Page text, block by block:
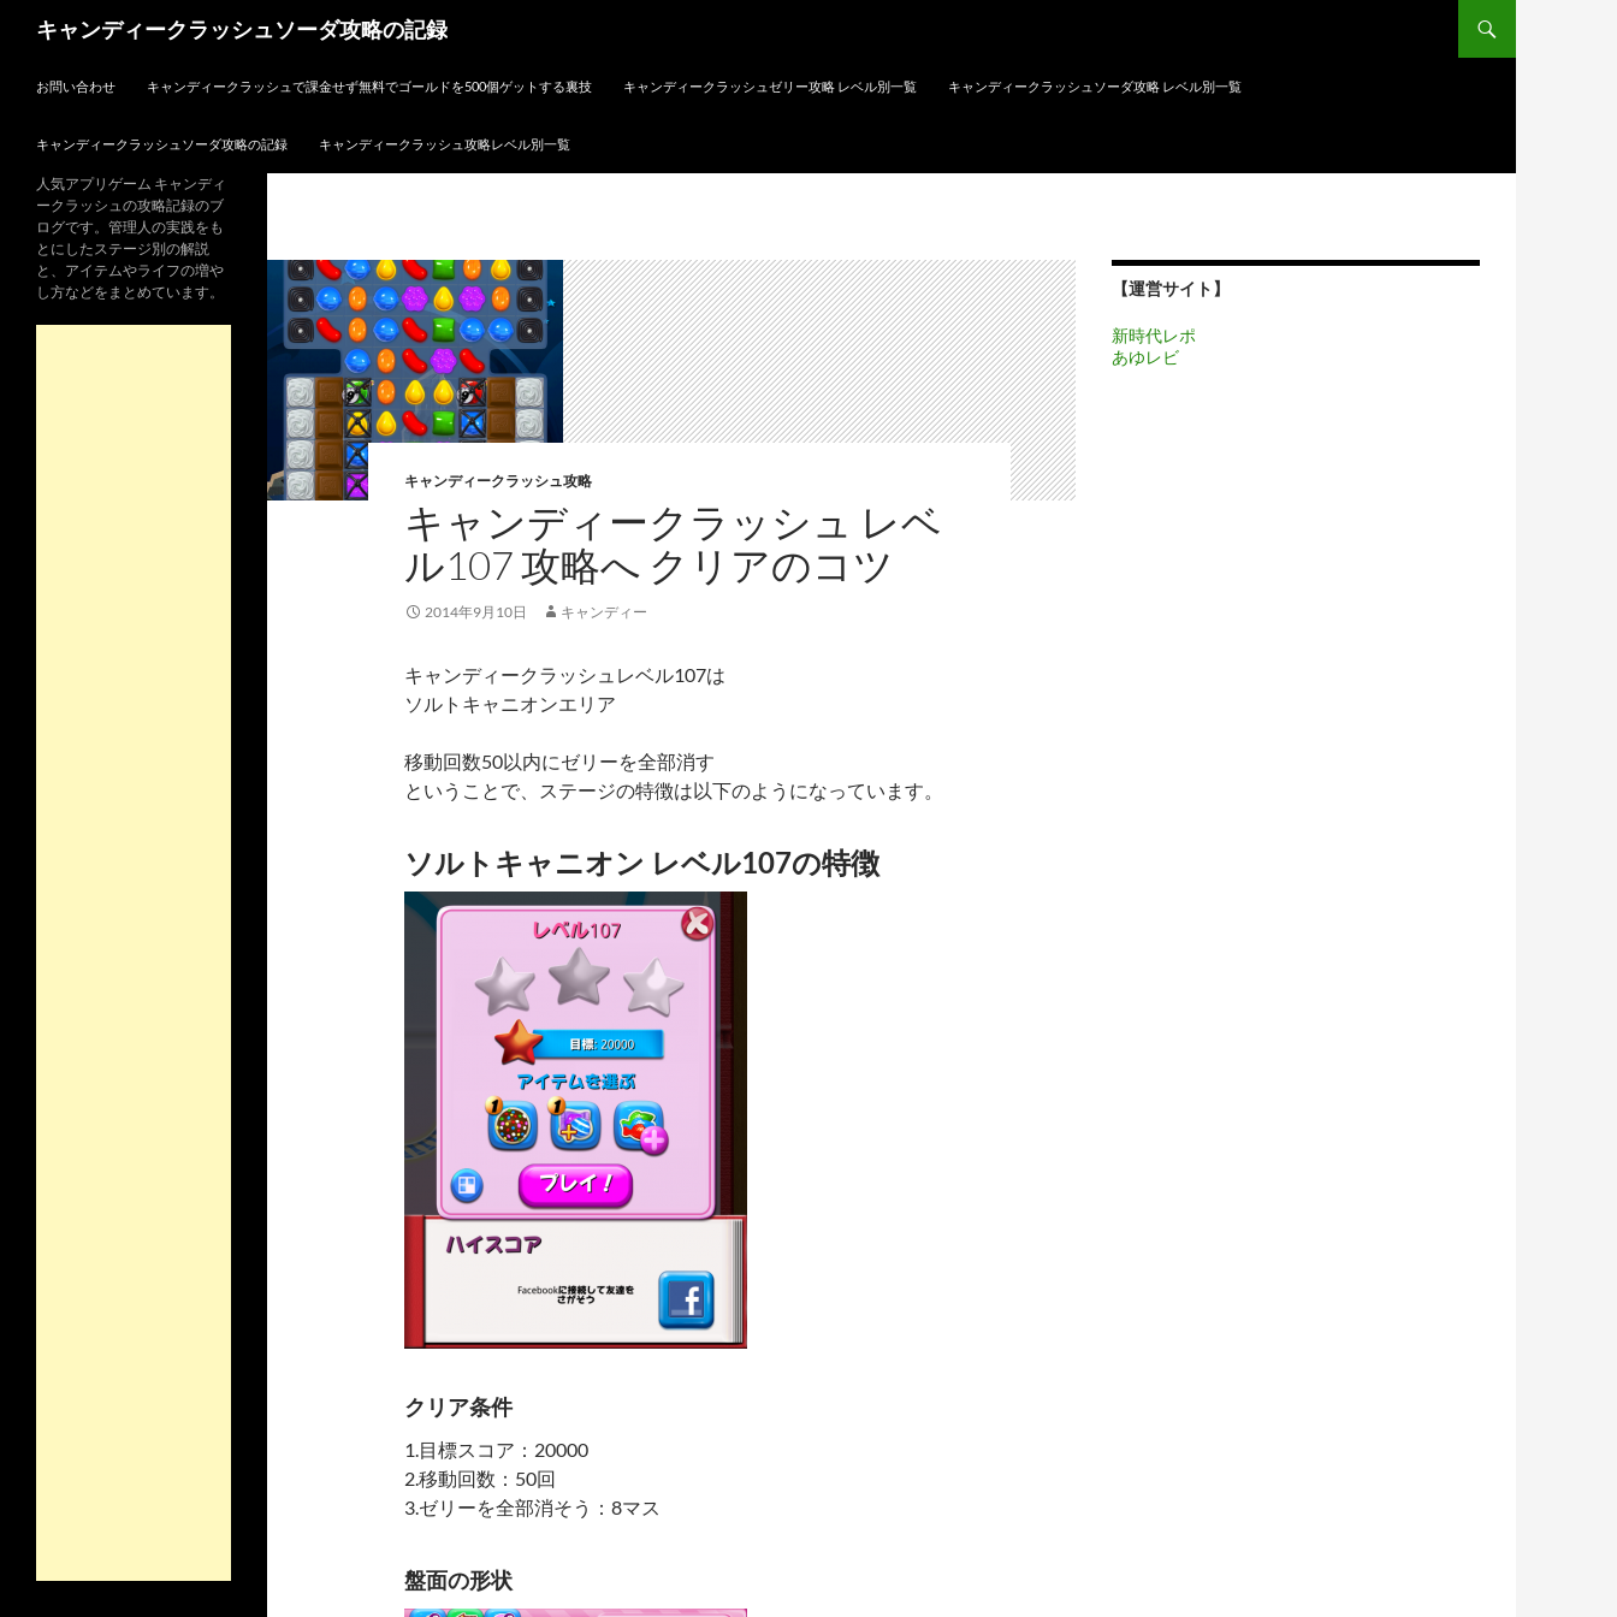
キャンディークラッシュソーダ攻略の記録
お問い合わせ
キャンディークラッシュで課金せず無料でゴールドを500個ゲットする裏技 キャンディークラッシュゼリー攻略 レベル別一覧 キャンディークラッシュソーダ攻略 レベル別一覧
キャンディークラッシュソーダ攻略の記録 キャンディークラッシュ攻略レベル別一覧
キャンディークラッシュ攻略
キャンディークラッシュ レベ
ル107 攻略へ クリアのコツ
2014年9月10日 キャンディー
キャンディークラッシュレベル107は
ソルトキャニオンエリア
移動回数50以内にゼリーを全部消す
ということで、ステージの特徴は以下のようになっています。
ソルトキャニオン レベル107の特徴
クリア条件
1.目標スコア：20000
2.移動回数：50回
3.ゼリーを全部消そう：8マス
盤面の形状
【運営サイト】
新時代レポ
あゆレビ
人気アプリゲーム キャンディ
ークラッシュの攻略記録のブ
ログです。管理人の実践をも
とにしたステージ別の解説
と、アイテムやライフの増や
し方などをまとめています。